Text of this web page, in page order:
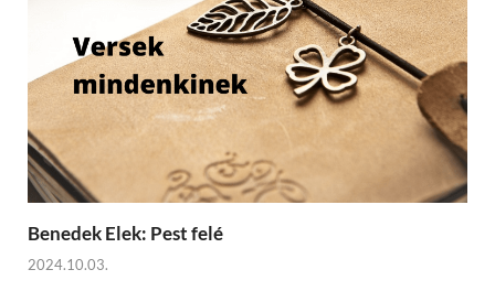
Benedek Elek: Pest felé
2024.10.03.